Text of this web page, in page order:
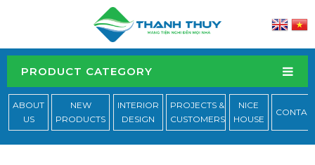
PRODUCT CATEGORY
ABOUT
US
NEW
PRODUCTS
INTERIOR
DESIGN
PROJECTS &
CUSTOMERS
NICE
HOUSE